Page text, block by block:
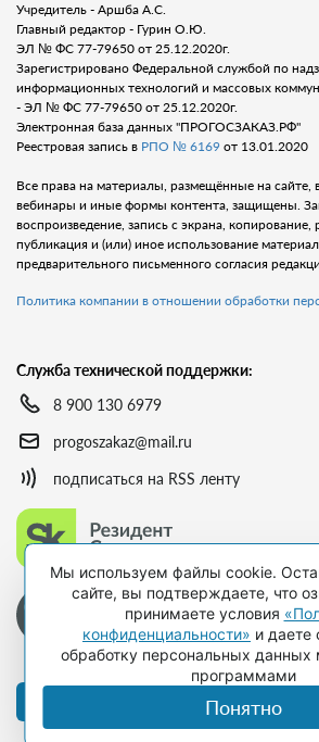
Учредитель - Аршба А.С.
Главный редактор - Гурин О.Ю.
ЭЛ № ФС 77-79650 от 25.12.2020г.
Зарегистрировано Федеральной службой по
информационных технологий и массовых
- ЭЛ № ФС 77-79650 от 25.12.2020г.
Электронная база данных "ПРОГОСЗАКАЗ.РФ"
Реестровая запись в РПО № 6169 от 13.01.2020
Все права на материалы, размещённые на сайте,
вебинары и иные формы контента, защищены.
воспроизведение, запись с экрана, копирование,
публикация и (или) иное использование
предварительного письменного согласия
Политика компании в отношении обработки
Служба технической поддержки:
8 900 130 6979
progoszakaz@mail.ru
подписаться на RSS ленту
Мы используем файлы cookie.
сайте, вы подтверждаете, что
принимаете условия
конфиденциальности» и даете
обработку персональных данных
программами
Понятно